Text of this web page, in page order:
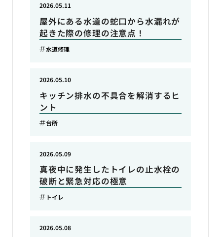
屋外にある水道の蛇口から水漏れが
起きた際の修理の注意点！
2026.05.11
水道修理
キッチン排水の不具合を解消するヒ
ント
2026.05.10
台所
真夜中に発生したトイレの止水栓の
破断と緊急対応の極意
2026.05.09
トイレ
2026.05.08